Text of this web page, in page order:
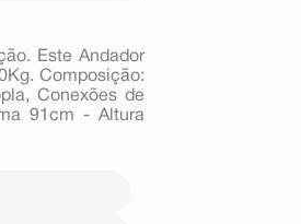
Este Andador
Composição:
Conexões de
91cm - Altura